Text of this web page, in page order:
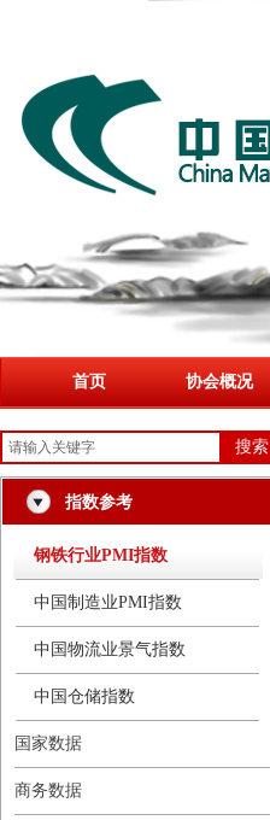
首页 协会概况
搜索
指数参考
钢铁行业PMI指数
中国制造业PMI指数
中国物流业景气指数
中国仓储指数
国家数据
商务数据